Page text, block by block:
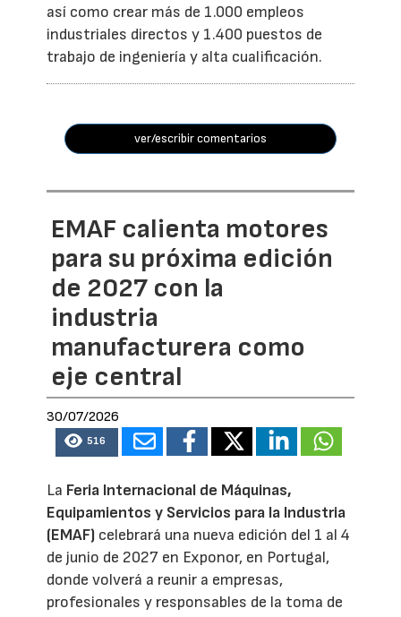
así como crear más de 1.000 empleos
industriales directos y 1.400 puestos de
trabajo de ingeniería y alta cualificación.
ver/escribir comentarios
EMAF calienta motores
para su próxima edición
de 2027 con la
industria
manufacturera como
eje central
30/07/2026
516
La Feria Internacional de Máquinas,
Equipamientos y Servicios para la Industria
(EMAF) celebrará una nueva edición del 1 al 4
de junio de 2027 en Exponor, en Portugal,
donde volverá a reunir a empresas,
profesionales y responsables de la toma de